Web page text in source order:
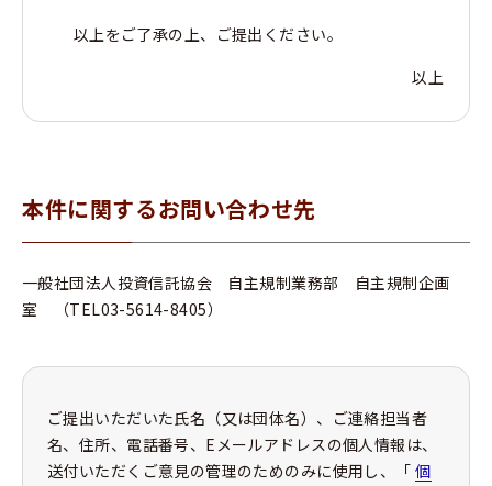
以上をご了承の上、ご提出ください。
以上
本件に関するお問い合わせ先
一般社団法人投資信託協会 自主規制業務部 自主規制企画
室 （TEL03-5614-8405）
ご提出いただいた氏名（又は団体名）、ご連絡担当者
名、住所、電話番号、Eメールアドレスの個人情報は、
送付いただくご意見の管理のためのみに使用し、「 個